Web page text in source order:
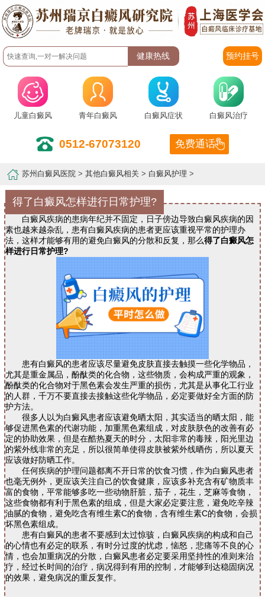
预约挂号
儿童白癜风 青年白癜风 白癜风症状 白癜风治疗
0512-67073120 免费通话
苏州白癜风医院 >其他白癜风相关 > 白癜风护理 >
得了白癜风怎样进行日常护理?
白癜风疾病的患病年纪并不固定，日子傍边导致白癜风疾病的因
素也越来越杂乱，患有白癜风疾病的患者更应该重视平常的护理办
法，这样才能够有用的避免白癜风的分散和反复，那么得了白癜风怎
样进行日常护理?
患有白癜风的患者应该尽量避免皮肤直接去触摸一些化学物品，
尤其是重金属品，酚酞类的化合物，这些物质，会构成严重的观象，
酚酞类的化合物对于黑色素会发生严重的损伤，尤其是从事化工行业
的人群，千万不要直接去接触这些化学物品，必定要做好全方面的防
护方法。
很多人以为白癜风患者应该避免晒太阳，其实适当的晒太阳，能
够促进黑色素的代谢功能，加重黑色素组成，对皮肤肤色的改善有必
定的协助效果，但是在酷热夏天的时分，太阳非常的毒辣，阳光里边
的紫外线非常的充足，所以很简单使得皮肤被紫外线晒伤，所以夏天
应该做好防晒工作。
任何疾病的护理问题都离不开日常的饮食习惯，作为白癜风患者
也毫无例外，更应该关注自己的饮食健康，应该多补充含有矿物质丰
富的食物，平常能够多吃一些动物肝脏，茄子，花生，芝麻等食物，
这些食物都有利于黑色素的组成，但是大家必定要注意，避免吃辛辣
油腻的食物，避免吃含有维生素C的食物，含有维生素C的食物，会损
坏黑色素组成。
患有白癜风的患者不要感到太过惊骇，白癜风疾病的构成和自己
的心情也有必定的联系，有时分过度的忧虑，恼怒，悲痛等不良的心
情，也会加重病况的分散，白癜风患者必定要采用坚持性的准则来治
疗，经过长时间的治疗，病况得到有用的控制，才能够到达稳固病况
的效果，避免病况的重反复作。